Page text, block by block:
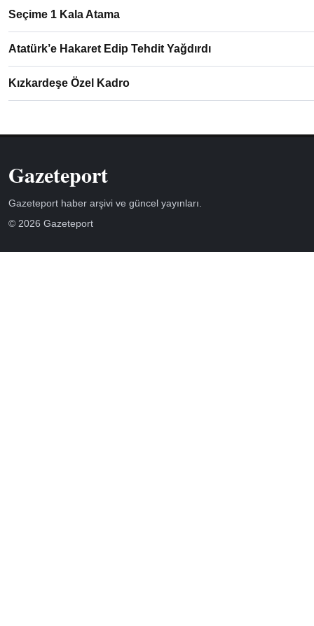
Seçime 1 Kala Atama
Atatürk’e Hakaret Edip Tehdit Yağdırdı
Kızkardeşe Özel Kadro
Gazeteport
Gazeteport haber arşivi ve güncel yayınları.
© 2026 Gazeteport